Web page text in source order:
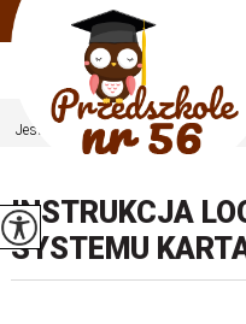
Jesteś tutaj:Home Rodzic > Dla
INSTRUKCJA
SYSTEMU